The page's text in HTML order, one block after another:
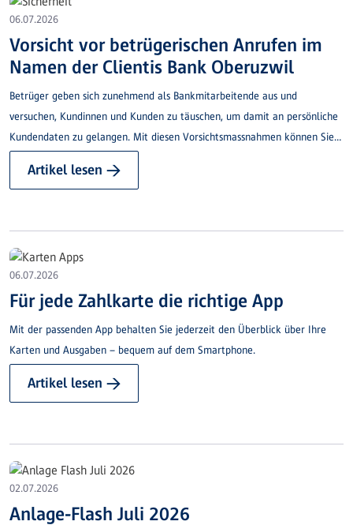
06.07.2026
Vorsicht vor betrügerischen Anrufen im
Namen der Clientis Bank Oberuzwil
Betrüger geben sich zunehmend als Bankmitarbeitende aus und
versuchen, Kundinnen und Kunden zu täuschen, um damit an persönliche
Kundendaten zu gelangen. Mit diesen Vorsichtsmassnahmen können Sie
Artikel lesen →
06.07.2026
Für jede Zahlkarte die richtige App
Mit der passenden App behalten Sie jederzeit den Überblick über Ihre
Karten und Ausgaben – bequem auf dem Smartphone.
Artikel lesen →
02.07.2026
Anlage-Flash Juli 2026